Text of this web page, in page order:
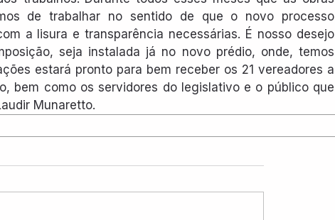
de trabalhar no sentido de que o novo processo
a lisura e transparência necessárias. É nosso desejo
seja instalada já no novo prédio, onde, temos
estará pronto para bem receber os 21 vereadores a
bem como os servidores do legislativo e o público que
Munaretto.